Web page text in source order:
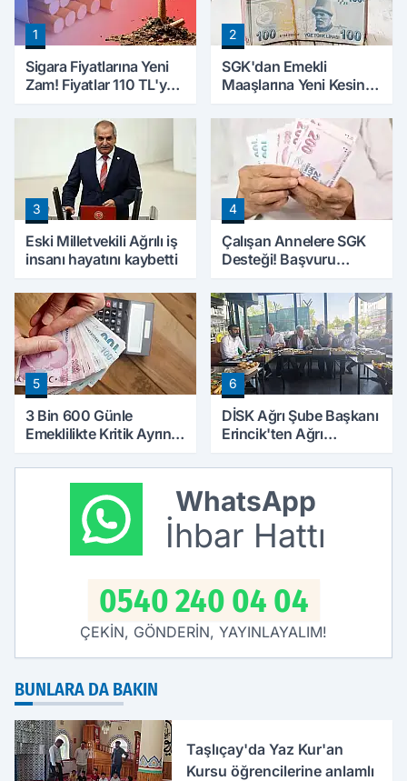
1
Sigara Fiyatlarına Yeni
Zam! Fiyatlar 110 TL'ye
2
SGK'dan Emekli
Maaşlarına Yeni Kesinti
Borçları Aylıklardan
Tahsil Edilecek
3
Eski Milletvekili Ağrılı iş
insanı hayatını kaybetti
4
Çalışan Annelere SGK
Desteği! Başvuru
Parası Alabilecekler
5
3 Bin 600 Günle
Emeklilikte Kritik Ayrıntı!
Hesabını Değiştirebilir
6
DİSK Ağrı Şube Başkanı
Erincik'ten Ağrı
WhatsApp
İhbar Hattı
0540 240 04 04
ÇEKİN, GÖNDERİN, YAYINLAYALIM!
BUNLARA DA BAKIN
Taşlıçay'da Yaz Kur'an
Kursu öğrencilerine anlamlı